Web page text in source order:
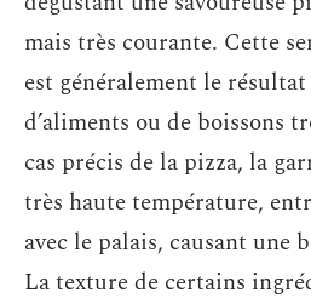
mais très courante. Cette
est généralement le
d’aliments ou de boissons
cas précis de la pizza, la
très haute température,
avec le palais, causant
La texture de certains